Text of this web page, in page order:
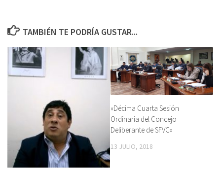
TAMBIÉN TE PODRÍA GUSTAR...
«Décima Cuarta Sesión
Ordinaria del Concejo
Deliberante de SFVC»
13 JULIO, 2018